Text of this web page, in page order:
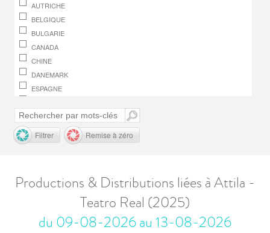
AUTRICHE
BELGIQUE
BULGARIE
CANADA
CHINE
DANEMARK
ESPAGNE
FRANCE
GRÈCE
HONGRIE
JAPON
MONACO
Filtrer Remise à zéro
Productions & Distributions liées à Attila -
Teatro Real (2025)
du 09-08-2026 au 13-08-2026